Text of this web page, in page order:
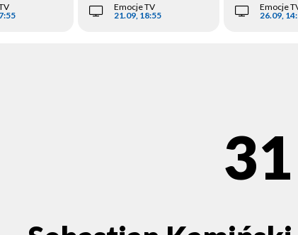
Emocje TV
21.09, 18:55
Emocje
26.09,
31